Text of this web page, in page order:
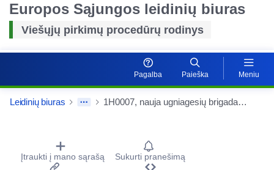
Europos Sąjungos leidinių biuras
Viešųjų pirkimų procedūrų rodinys
Pagalba Paieška Meniu
Leidinių biuras 1H0007, nauja ugniagesių brigada Ahrweiler - 052 vidutinės įtampos sistema
Procurement Detail Actions Portlet
Įtraukti į mano sąrašą Sukurti pranešimą